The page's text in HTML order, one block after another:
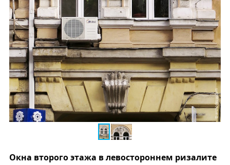
Окна второго этажа в левостороннем ризалите